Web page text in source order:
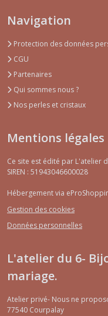
Navigation
Protection des données
CGU
Partenaires
Qui sommes nous ?
Nos perles et cristaux
Mentions légales
Ce site est édité par L'atelier
SIREN : 51943046600028
Hébergement via
Gestion des cookies
Données personnelles
L'atelier du 6-
mariage.
Atelier privé- Nous ne
77540 Courpalay